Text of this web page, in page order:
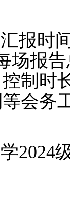
报时
场报
制时
会务
2024